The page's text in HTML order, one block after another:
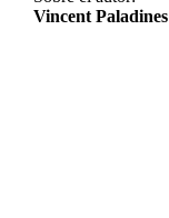
Vincent Paladines